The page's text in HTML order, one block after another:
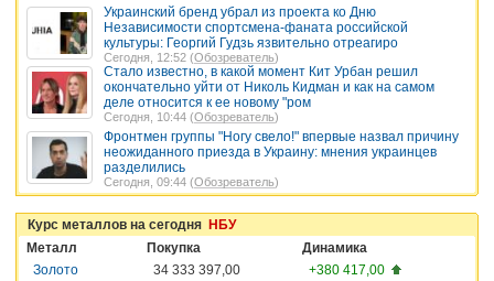
Украинский бренд убрал из проекта ко Дню
Независимости спортсмена-фаната российской
культуры: Георгий Гудзь язвительно отреагиро
Сегодня, 12:52 (Обозреватель)
Стало известно, в какой момент Кит Урбан решил
окончательно уйти от Николь Кидман и как на самом
деле относится к ее новому "ром
Сегодня, 10:44 (Обозреватель)
Фронтмен группы "Ногу свело!" впервые назвал причину
неожиданного приезда в Украину: мнения украинцев
разделились
Сегодня, 09:44 (Обозреватель)
Курс металлов на сегодня НБУ
Металл
Покупка
Динамика
Золото
34 333 397,00
+380 417,00